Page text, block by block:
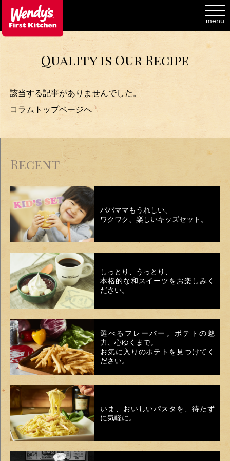
menu
Quality is Our Recipe
該当する記事がありませんでした。
コラムトップページへ
Recent
パパママもうれしい、
ワクワク、楽しいキッズセット。
しっとり、うっとり、
本格的な和スイーツをお楽しみく
ださい。
選べるフレーバー。ポテトの魅
力、心ゆくまで。
お気に入りのポテトを見つけてく
ださい。
いま、おいしいパスタを、待たず
に気軽に。